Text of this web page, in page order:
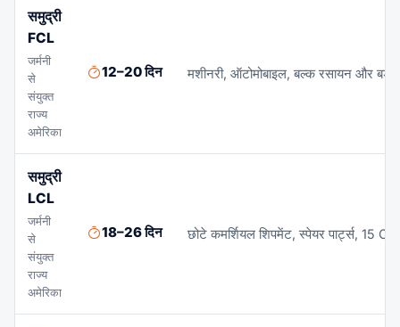
समुद्री
FCL
जर्मनी
से
संयुक्त
राज्य
अमेरिका
12–20 दिन मशीनरी, ऑटोमोबाइल, बल्क रसायन और बड़े
समुद्री
LCL
जर्मनी
से
संयुक्त
राज्य
अमेरिका
18–26 दिन छोटे कमर्शियल शिपमेंट, स्पेयर पार्ट्स, 15